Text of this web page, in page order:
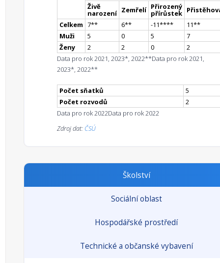
Živě
narození Zemřelí Přirozený
přírůstek
Celkem 7** 6** -11**** 11**
Muži
5 0 5
7
Ženy
2 2 0
2
Data pro rok 2021, 2023*, 2022**Data pro rok 2021,
2023*, 2022**
Počet sňatků
5
Počet rozvodů
2
Data pro rok 2022Data pro rok 2022
Zdroj dat: ČSÚ
Školství
Sociální oblast
Hospodářské prostředí
Technické a občanské vybavení